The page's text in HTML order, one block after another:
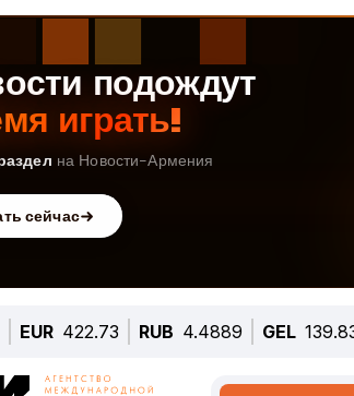
EUR 422.73 RUB 4.4889 GEL